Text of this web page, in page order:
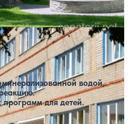
Крытый бассейн
водой,
программ для детей.
на выбранные даты
вариант